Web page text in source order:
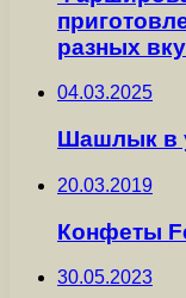
разных
04.03.2025
Шашлык в
20.03.2019
Конфеты
30.05.2023